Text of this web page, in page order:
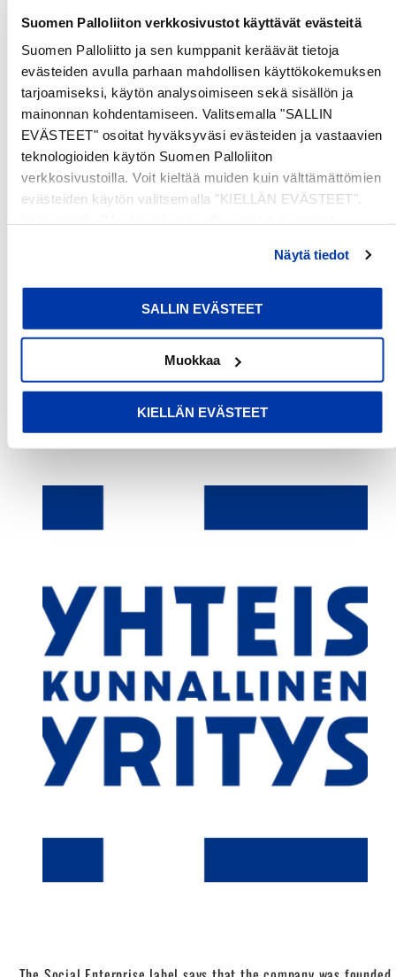
Suomen Palloliiton verkkosivustot käyttävät evästeitä
Suomen Palloliitto ja sen kumppanit keräävät tietoja
evästeiden avulla parhaan mahdollisen käyttökokemuksen
tarjoamiseksi, käytön analysoimiseen sekä sisällön ja
mainonnan kohdentamiseen. Valitsemalla "SALLIN
EVÄSTEET" osoitat hyväksyväsi evästeiden ja vastaavien
teknologioiden käytön Suomen Palloliiton
verkkosivustoilla. Voit kieltää muiden kuin välttämättömien
evästeiden käytön valitsemalla "KIELLÄN EVÄSTEET".
suostumuksesi tai muuttaa sitä milloin tahansa. Lue lisää
evästeselosteestamme.
Näytä tiedot
SALLIN EVÄSTEET
Muokkaa
KIELLÄN EVÄSTEET
contain substances harmful to the user).
Material:
100% organic combed cotton
210 g (organic heavy cotton)
Colors: black and white
Sizes: S-XXXL
Also available as a long-sleeved shirt.
Be the first to write a review
No items found